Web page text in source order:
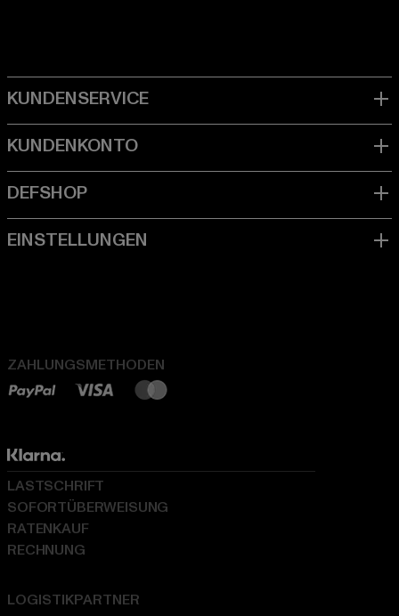
ZAHLUNGSMETHODEN
LOGISTIKPARTNER
LASTSCHRIFT
SOFORTÜBERWEISUNG
RATENKAUF
RECHNUNG